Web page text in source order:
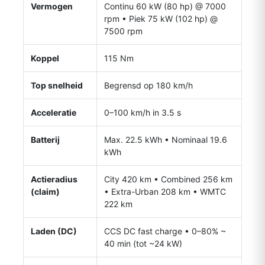
Vermogen
Continu 60 kW (80 hp) @ 7000
rpm • Piek 75 kW (102 hp) @
7500 rpm
Koppel 115 Nm
Top snelheid Begrensd op 180 km/h
Acceleratie 0–100 km/h in 3.5 s
Batterij
Max. 22.5 kWh • Nominaal 19.6
kWh
Actieradius
(claim)
City 420 km • Combined 256 km
• Extra-Urban 208 km • WMTC
222 km
Laden (DC)
CCS DC fast charge • 0–80% ~
40 min (tot ~24 kW)